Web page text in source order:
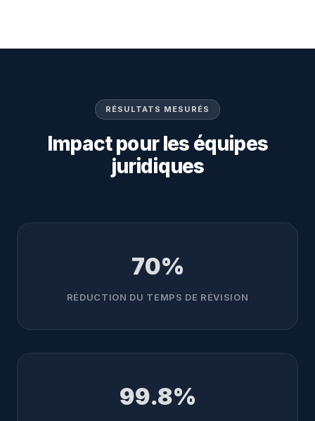
RÉSULTATS MESURÉS
Impact pour les équipes
juridiques
70%
RÉDUCTION DU TEMPS DE RÉVISION
99.8%